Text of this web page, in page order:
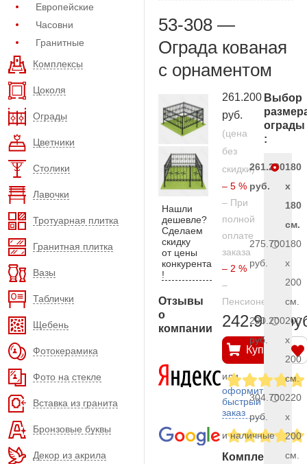
Европейские
Часовни
Гранитные
Комплексы
Цоколя
Ограды
Цветники
Столики
Лавочки
Тротуарная плитка
Гранитная плитка
Вазы
Таблички
Щебень
Фотокерамика
Фото на стекле
Вставка из гранита
Бронзовые буквы
Декор из акрила
53-308 —
Ограда кованая
с орнаментом
Нашли
дешевле?
Сделаем
скидку
от цены
конкурента
!
Отзывы
о
компании
261.200
руб.
(цена
без
скидки)
– 5 %
– При
полной
оплате
заказа
– 2 %
–
Пенсионерам
242.900
Купить
или
оформить
быстрый
заказ
и наличные
Комплект
Выбор
ограды
:
261.200
руб.
180
x
180
см.
275.700
руб.
180
x
200
см.
290.200
руб.
200
x
200
см.
304.700
руб.
220
x
200
см.